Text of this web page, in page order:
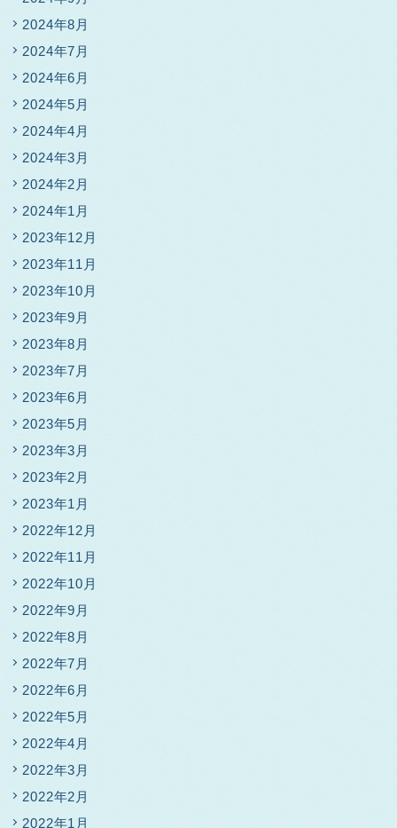
2024年8月
2024年7月
2024年6月
2024年5月
2024年4月
2024年3月
2024年2月
2024年1月
2023年12月
2023年11月
2023年10月
2023年9月
2023年8月
2023年7月
2023年6月
2023年5月
2023年3月
2023年2月
2023年1月
2022年12月
2022年11月
2022年10月
2022年9月
2022年8月
2022年7月
2022年6月
2022年5月
2022年4月
2022年3月
2022年2月
2022年1月